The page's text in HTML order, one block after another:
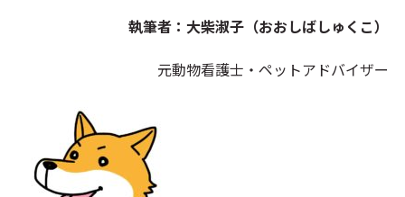
執筆者：大柴淑子（おおしばしゅくこ）
元動物看護士・ペットアドバイザー